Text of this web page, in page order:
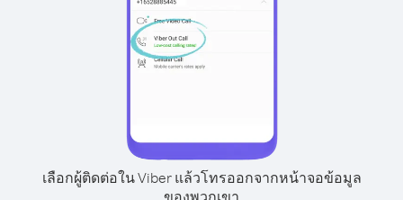
เลือกผู้ติดต่อใน Viber แล้วโทรออกจากหน้าจอข้อมูล
ของพวกเขา